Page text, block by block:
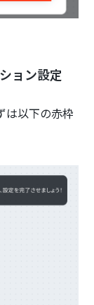
ョン設定
は以下の赤枠